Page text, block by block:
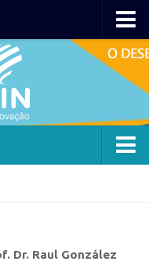
Dr. Raul González